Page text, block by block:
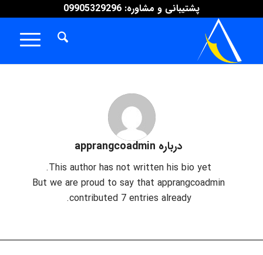
پشتیبانی و مشاوره: 09905329296
درباره apprangcoadmin
This author has not written his bio yet.
But we are proud to say that apprangcoadmin
contributed 7 entries already.